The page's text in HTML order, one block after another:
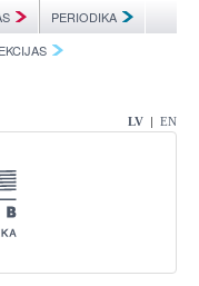
PERIODIKA
LV | EN